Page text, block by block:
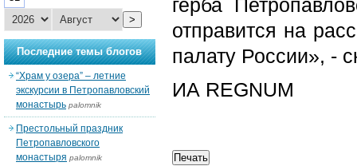
герба
отправится на
палату России», -
ИА REGNUM
>
Последние темы блогов
“Храм у озера” – летние
экскурсии в Петропавловский
монастырь palomnik
Престольный праздник
Петропавловского
монастыря palomnik